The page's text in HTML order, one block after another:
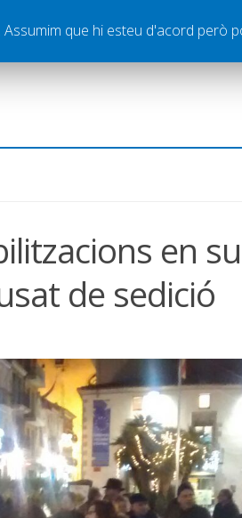
Publicitat Contacte
en
de sedició
que hi esteu d'acord però